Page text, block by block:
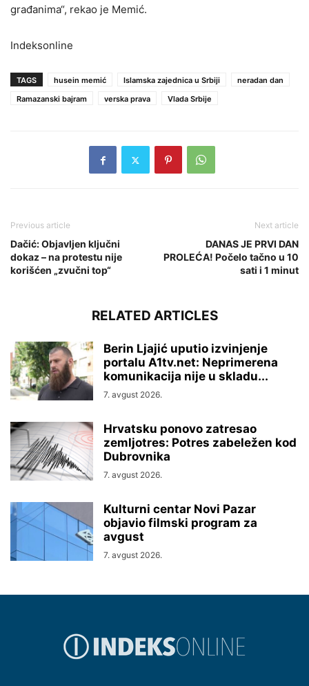
građanima“, rekao je Memić.
Indeksonline
TAGS husein memić Islamska zajednica u Srbiji
neradan dan
Ramazanski bajram
verska prava Vlada Srbije
Previous article
Dačić: Objavljen ključni
dokaz – na protestu nije
korišćen „zvučni top“
Next article
DANAS JE PRVI DAN
PROLEĆA! Počelo tačno u 10
sati i 1 minut
RELATED ARTICLES
Berin Ljajić uputio izvinjenje
portalu A1tv.net: Neprimerena
komunikacija nije u skladu...
7. avgust 2026.
Hrvatsku ponovo zatresao
zemljotres: Potres zabeležen kod
Dubrovnika
7. avgust 2026.
Kulturni centar Novi Pazar
objavio filmski program za
avgust
7. avgust 2026.